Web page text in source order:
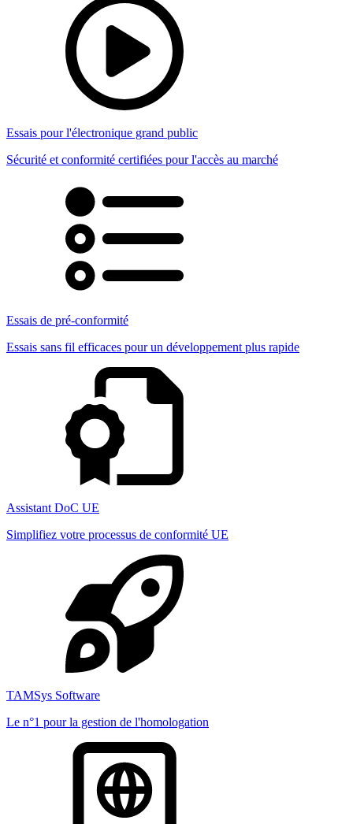
Essais pour l'électronique grand public
Sécurité et conformité certifiées pour l'accès au marché
Essais de pré-conformité
Essais sans fil efficaces pour un développement plus rapide
Assistant DoC UE
Simplifiez votre processus de conformité UE
TAMSys Software
Le n°1 pour la gestion de l'homologation